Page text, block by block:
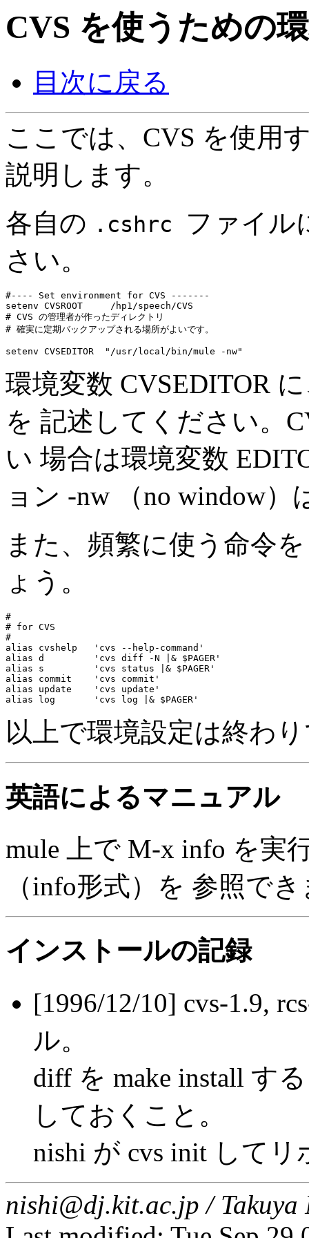
CVS を使うための
目次に戻る
ここでは、CVS を使用
説明します。
各自の .cshrc
ファイル
さい。
#---- Set environment for CVS -------
setenv CVSROOT     /hp1/speech/CVS
# CVS の管理者が作ったディレクトリ
# 確実に定期バックアップされる場所がよいです。
環境変数 CVSEDITOR
を 記述してください。
い 場合は環境変数
ョン -nw （no window
また、頻繁に使う命令
ょう。
#
# for CVS
#
alias cvshelp   'cvs --help-command'
alias d         'cvs diff -N |& $PAGER'
alias s         'cvs status |& $PAGER'
alias commit    'cvs commit'
alias update    'cvs update'
以上で環境設定は終わ
英語によるマニュアル
mule 上で M-x info を実
（info形式）を 参照で
インストールの記録
[1996/12/10] cvs-1.9,
ル。
diff を make install す
しておくこと。
nishi が cvs init して
nishi@dj.kit.ac.jp / Takuya